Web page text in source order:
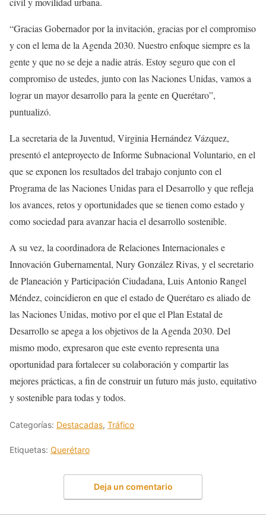
“Gracias Gobernador por la invitación, gracias por el compromiso
y con el lema de la Agenda 2030. Nuestro enfoque siempre es la
gente y que no se deje a nadie atrás. Estoy seguro que con el
compromiso de ustedes, junto con las Naciones Unidas, vamos a
lograr un mayor desarrollo para la gente en Querétaro”,
puntualizó.
La secretaria de la Juventud, Virginia Hernández Vázquez,
presentó el anteproyecto de Informe Subnacional Voluntario, en el
que se exponen los resultados del trabajo conjunto con el
Programa de las Naciones Unidas para el Desarrollo y que refleja
los avances, retos y oportunidades que se tienen como estado y
como sociedad para avanzar hacia el desarrollo sostenible.
A su vez, la coordinadora de Relaciones Internacionales e
Innovación Gubernamental, Nury González Rivas, y el secretario
de Planeación y Participación Ciudadana, Luis Antonio Rangel
Méndez, coincidieron en que el estado de Querétaro es aliado de
las Naciones Unidas, motivo por el que el Plan Estatal de
Desarrollo se apega a los objetivos de la Agenda 2030. Del
mismo modo, expresaron que este evento representa una
oportunidad para fortalecer su colaboración y compartir las
mejores prácticas, a fin de construir un futuro más justo, equitativo
y sostenible para todas y todos.
Categorías: Destacadas, Tráfico
Etiquetas: Querétaro
Deja un comentario